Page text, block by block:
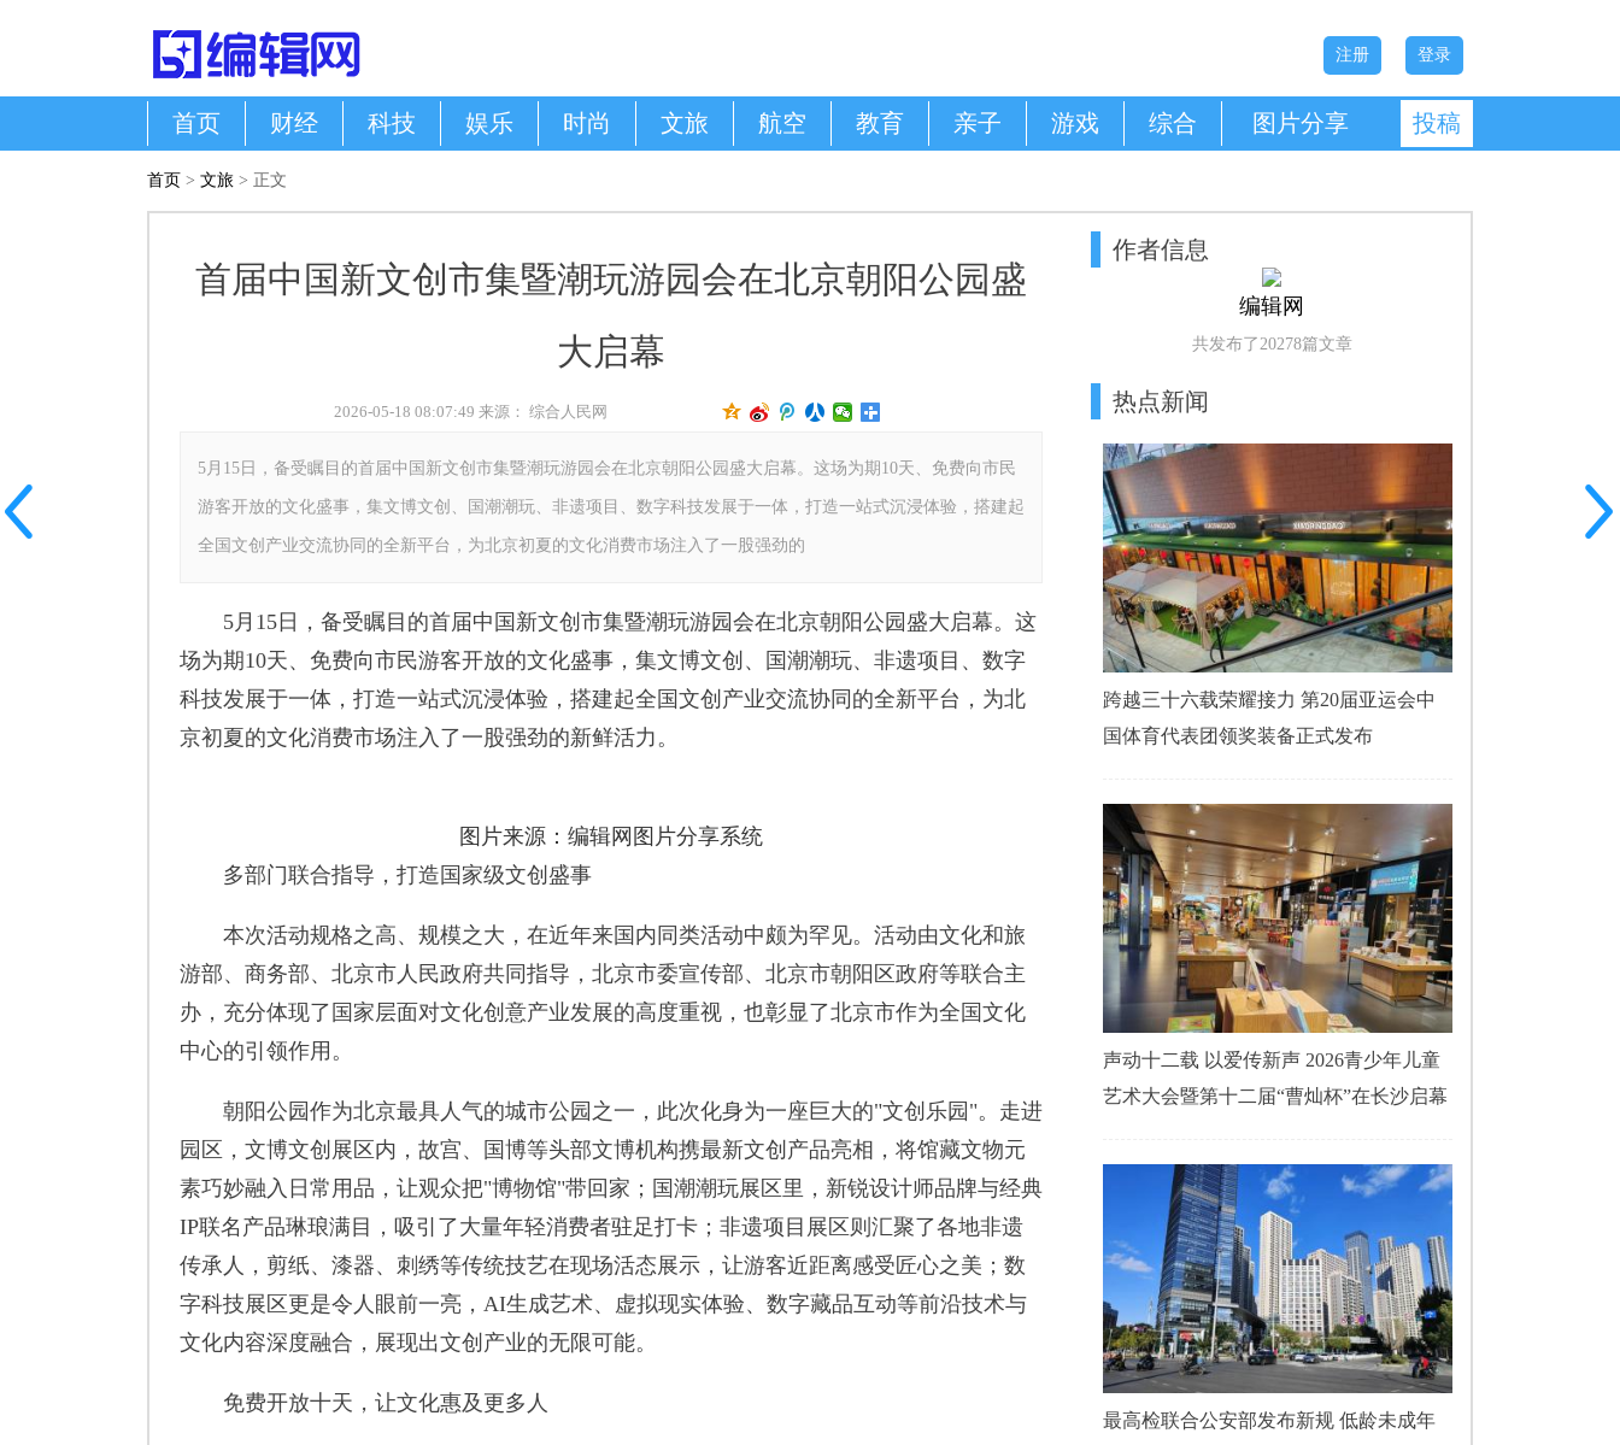
登录
注册
首页 财经 科技 娱乐 时尚 文旅 航空 教育 亲子 游戏 综合 图片分享 投稿
首页 > 文旅 > 正文
首届中国新文创市集暨潮玩游园会在北京朝阳公园盛
大启幕
2026-05-18 08:07:49 来源： 综合人民网
5月15日，备受瞩目的首届中国新文创市集暨潮玩游园会在北京朝阳公园盛大启幕。这场为期10天、免费向市民
游客开放的文化盛事，集文博文创、国潮潮玩、非遗项目、数字科技发展于一体，打造一站式沉浸体验，搭建起
全国文创产业交流协同的全新平台，为北京初夏的文化消费市场注入了一股强劲的
5月15日，备受瞩目的首届中国新文创市集暨潮玩游园会在北京朝阳公园盛大启幕。这
场为期10天、免费向市民游客开放的文化盛事，集文博文创、国潮潮玩、非遗项目、数字
科技发展于一体，打造一站式沉浸体验，搭建起全国文创产业交流协同的全新平台，为北
京初夏的文化消费市场注入了一股强劲的新鲜活力。
图片来源：编辑网图片分享系统
多部门联合指导，打造国家级文创盛事
本次活动规格之高、规模之大，在近年来国内同类活动中颇为罕见。活动由文化和旅
游部、商务部、北京市人民政府共同指导，北京市委宣传部、北京市朝阳区政府等联合主
办，充分体现了国家层面对文化创意产业发展的高度重视，也彰显了北京市作为全国文化
中心的引领作用。
朝阳公园作为北京最具人气的城市公园之一，此次化身为一座巨大的"文创乐园"。走进
园区，文博文创展区内，故宫、国博等头部文博机构携最新文创产品亮相，将馆藏文物元
素巧妙融入日常用品，让观众把"博物馆"带回家；国潮潮玩展区里，新锐设计师品牌与经典
IP联名产品琳琅满目，吸引了大量年轻消费者驻足打卡；非遗项目展区则汇聚了各地非遗
传承人，剪纸、漆器、刺绣等传统技艺在现场活态展示，让游客近距离感受匠心之美；数
字科技展区更是令人眼前一亮，AI生成艺术、虚拟现实体验、数字藏品互动等前沿技术与
文化内容深度融合，展现出文创产业的无限可能。
免费开放十天，让文化惠及更多人
作者信息
编辑网
共发布了20278篇文章
热点新闻
跨越三十六载荣耀接力 第20届亚运会中
国体育代表团领奖装备正式发布
声动十二载 以爱传新声 2026青少年儿童
艺术大会暨第十二届“曹灿杯”在长沙启幕
最高检联合公安部发布新规 低龄未成年